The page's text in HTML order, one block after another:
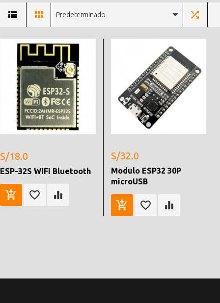
Predeterminado
S/18.0
ESP-32S WIFI Bluetooth
S/32.0
Modulo ESP32 30P
microUSB